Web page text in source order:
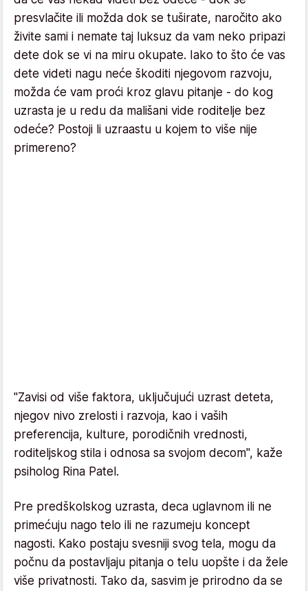
presvlačite ili možda dok se tuširate, naročito ako
živite sami i nemate taj luksuz da vam neko pripazi
dete dok se vi na miru okupate. Iako to što će vas
dete videti nagu neće škoditi njegovom razvoju,
možda će vam proći kroz glavu pitanje - do kog
uzrasta je u redu da mališani vide roditelje bez
odeće? Postoji li uzraastu u kojem to više nije
primereno?
"Zavisi od više faktora, uključujući uzrast deteta,
njegov nivo zrelosti i razvoja, kao i vaših
preferencija, kulture, porodičnih vrednosti,
roditeljskog stila i odnosa sa svojom decom", kaže
psiholog Rina Patel.
Pre predškolskog uzrasta, deca uglavnom ili ne
primećuju nago telo ili ne razumeju koncept
nagosti. Kako postaju svesniji svog tela, mogu da
počnu da postavljaju pitanja o telu uopšte i da žele
više privatnosti. Tako da, sasvim je prirodno da se